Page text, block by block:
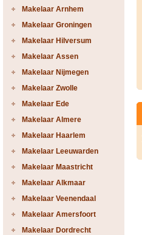
Makelaar Arnhem
Makelaar Groningen
Makelaar Hilversum
Makelaar Assen
Makelaar Nijmegen
Makelaar Zwolle
Makelaar Ede
Makelaar Almere
Makelaar Haarlem
Makelaar Leeuwarden
Makelaar Maastricht
Makelaar Alkmaar
Makelaar Veenendaal
Makelaar Amersfoort
Makelaar Dordrecht